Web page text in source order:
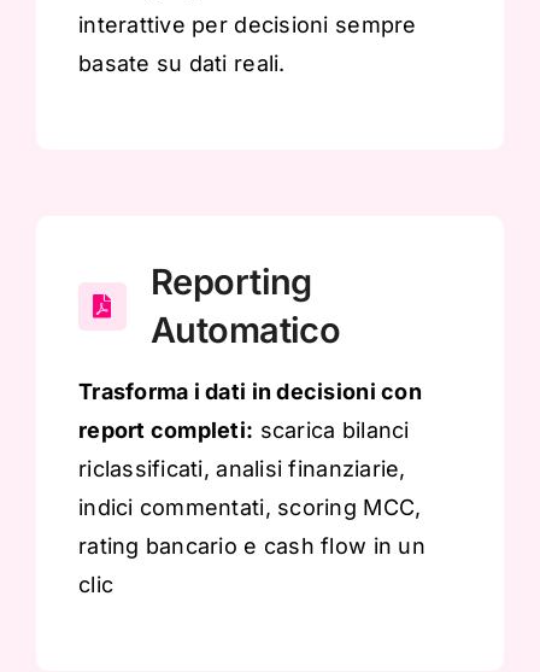
interattive per decisioni sempre
basate su dati reali.
Reporting
Automatico
Trasforma i dati in decisioni con
report completi: scarica bilanci
riclassificati, analisi finanziarie,
indici commentati, scoring MCC,
rating bancario e cash flow in un
clic